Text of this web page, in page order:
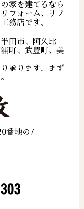
家を建てるなら
フォーム、リノ
務店です。
田市、阿久比
町、武豊町、美
承ります。まず
番地の7